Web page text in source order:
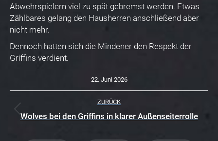
Abwehrspielern viel zu spät gebremst werden. Etwas
Zählbares gelang den Hausherren anschließend aber
nicht mehr.
Dennoch hatten sich die Mindener den Respekt der
Griffins verdient.
22. Juni 2026
K
O
ZURÜCK
Vorheriger
Wolves bei den Griffins in klarer Außenseiterrolle